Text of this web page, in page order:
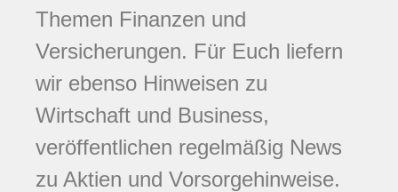
Themen Finanzen und
Versicherungen. Für Euch liefern
wir ebenso Hinweisen zu
Wirtschaft und Business,
veröffentlichen regelmäßig News
zu Aktien und Vorsorgehinweise.